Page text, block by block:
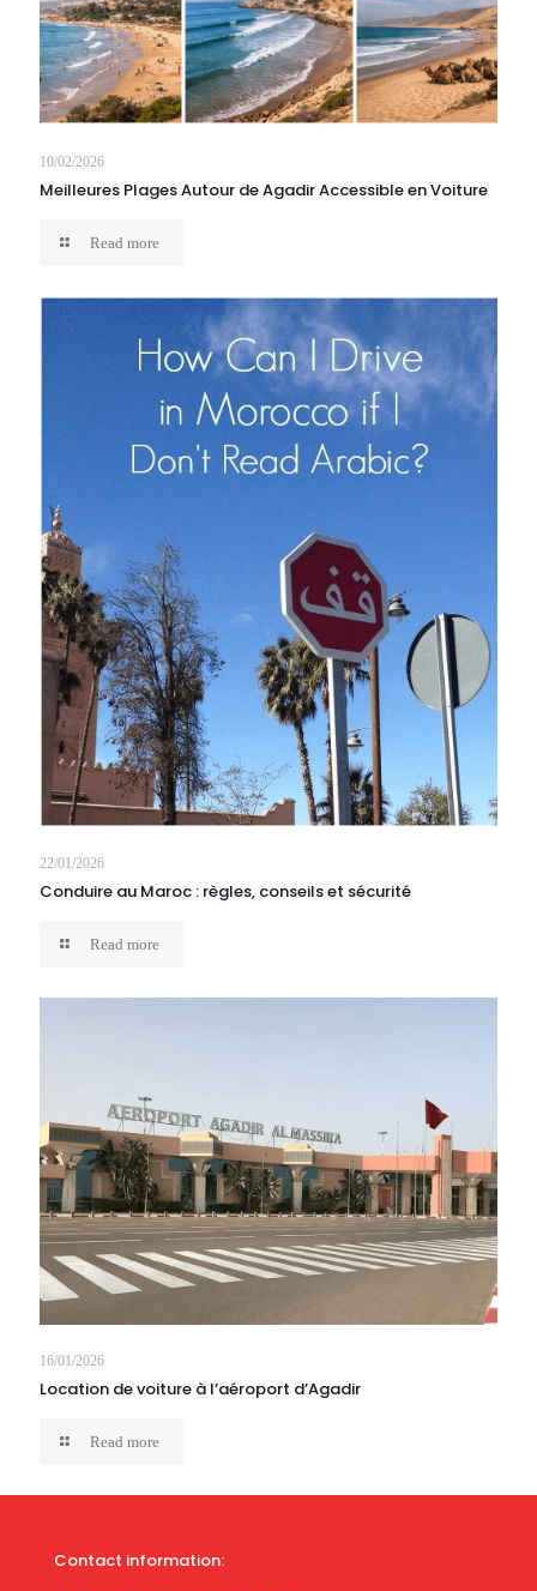
10/02/2026
Meilleures Plages Autour de Agadir Accessible en Voiture
Read more
22/01/2026
Conduire au Maroc : règles, conseils et sécurité
Read more
16/01/2026
Location de voiture à l’aéroport d’Agadir
Read more
Contact information: